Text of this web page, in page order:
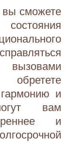
вы сможете
и
вам
и